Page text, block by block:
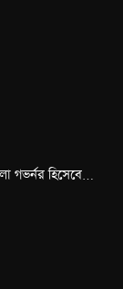
গভর্নর হিসেবে…